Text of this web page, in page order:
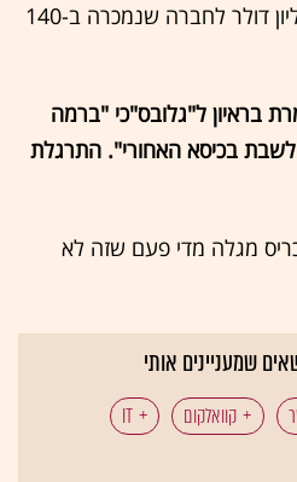
ארוכה מחברה בשווי 15 מיליון דולר לחברה שנמכרה ב-140
בראיון ל"גלובס"כי "ברמה
בכיסא האחורי". התרגלת
מגלה מדי פעם שזה לא
שמעניינים אותי
קוואלקום IT